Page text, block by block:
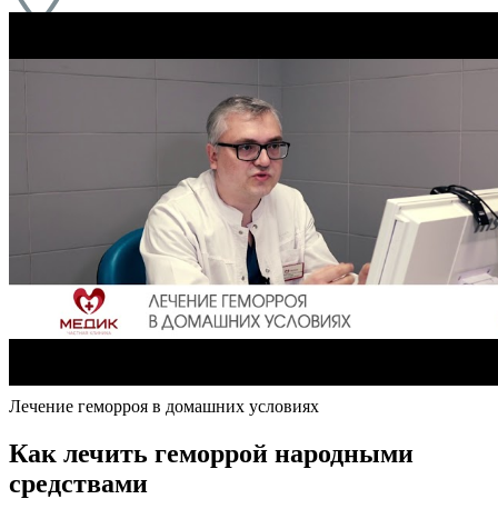
Лечение геморроя в домашних условиях
Как лечить геморрой народными
средствами